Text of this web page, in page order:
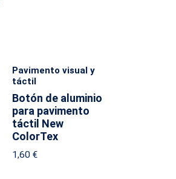
Pavimento visual y
táctil
Botón de aluminio
para pavimento
táctil New
ColorTex
1,60 €